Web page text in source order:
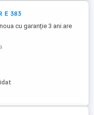
E 383
cu garanție 3 ani.are